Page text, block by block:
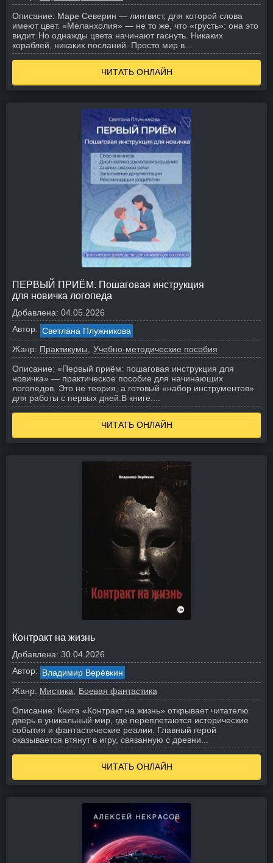
Описание: Маре Северин — лингвист, для которой слова
имеют цвет. «Меланхолия» — не то же, что «грусть»: она это
видит. Но однажды цвета начинают гаснуть. Никаких
кораблей, никаких посланий. Просто мир в...
ЧИТАТЬ ОНЛАЙН
ПЕРВЫЙ ПРИЁМ. Пошаговая инструкция
для новичка логопеда
Добавлена: 04.05.2026
Автор: Светлана Плужникова
Жанр: Практикумы
Учебно-методические пособия
Описание: «Первый приём: пошаговая инструкция для
новичка» — практическое пособие для начинающих
логопедов. Это не теория, а готовый «набор инструментов»
для работы с первых дней. В книге:
ЧИТАТЬ ОНЛАЙН
Контракт на жизнь
Добавлена: 30.04.2026
Автор: Владимир Верёвкин
Жанр: Мистика
Боевая фантастика
Описание: Книга «Контракт на жизнь» открывает читателю
дверь в уникальный мир, где переплетаются исторические
события и фантастические реалии. Главный герой
оказывается втянут в игру, связанную с древни...
ЧИТАТЬ ОНЛАЙН